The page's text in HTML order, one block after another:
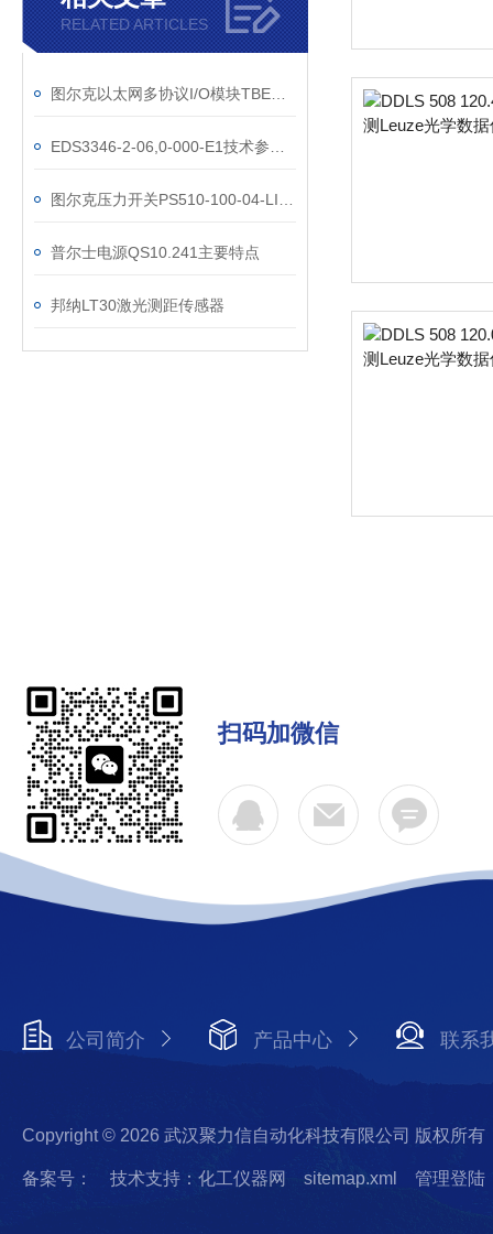
RELATED ARTICLES
普尔士电源QS10.241主要特点
邦纳LT30激光测距传感器
扫码加微信
公司简介 产品中心 联系
Copyright © 2026 武汉聚力信自动化科技有限公司 版权所有
备案号： 技术支持：化工仪器网 sitemap.xml 管理登陆